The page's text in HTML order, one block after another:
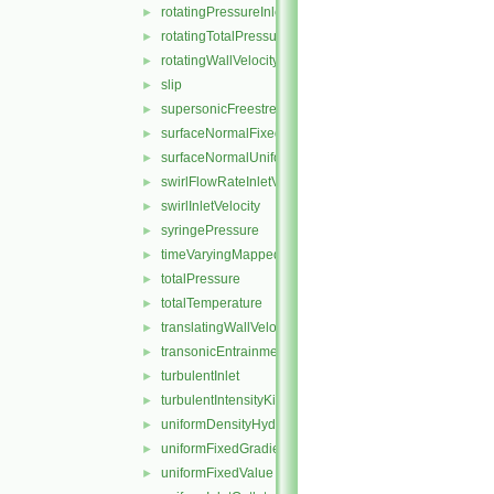
► rotatingPressureInletOutletVelocity
► rotatingTotalPressure
► rotatingWallVelocity
► slip
► supersonicFreestream
► surfaceNormalFixedValue
► surfaceNormalUniformFixedValue
► swirlFlowRateInletVelocity
► swirlInletVelocity
► syringePressure
► timeVaryingMappedFixedValue
► totalPressure
► totalTemperature
► translatingWallVelocity
► transonicEntrainmentPressure
► turbulentInlet
► turbulentIntensityKineticEnergyInlet
► uniformDensityHydrostaticPressure
► uniformFixedGradient
► uniformFixedValue